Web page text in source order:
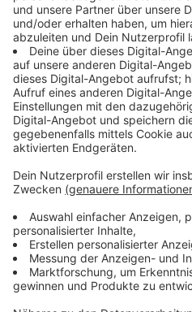
sogar während der Ferien,
30 Kinder und Jugendliche
Nachhilfe. Die so genannte
Nachhilfeangebot der AWO
Mönchengladbach und im
Einzel- oder
Familien über das Bildungs-
abrechnen. In den
letzten Jahr rund 4000
Einrichtungen aus oder kann
Unter: www.awo.mg
Anzeige